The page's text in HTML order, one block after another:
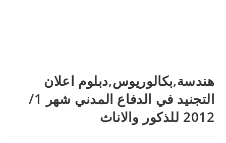
هندسة,بكالوريوس,دبلوم اعلان
التجنيد في الدفاع المدني شهر 1/
2012 للذكور والاناث